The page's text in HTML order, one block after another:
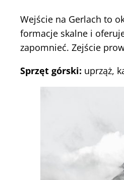
Wejście na Gerlach to
formacje skalne i
zapomnieć. Zejście
Sprzęt górski: uprząż,